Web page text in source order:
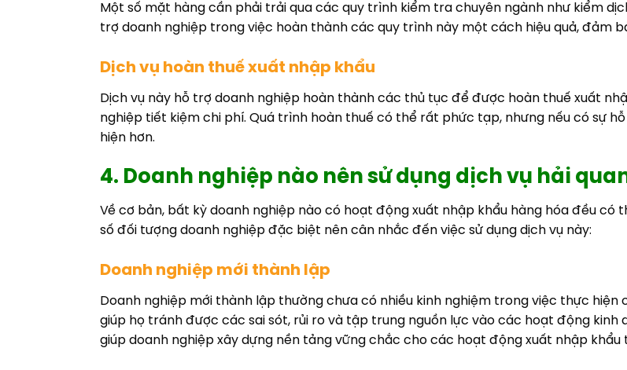
Một số mặt hàng cần phải trải qua các quy trình kiểm tra chuyên ngành như kiểm
trợ doanh nghiệp trong việc hoàn thành các quy trình này một cách hiệu quả, đảm
Dịch vụ hoàn thuế xuất nhập khẩu
Dịch vụ này hỗ trợ doanh nghiệp hoàn thành các thủ tục để được hoàn thuế xuất
nghiệp tiết kiệm chi phí. Quá trình hoàn thuế có thể rất phức tạp, nhưng nếu có sự
hiện hơn.
4. Doanh nghiệp nào nên sử dụng dịch vụ hải
Về cơ bản, bất kỳ doanh nghiệp nào có hoạt động xuất nhập khẩu hàng hóa đều có
số đối tượng doanh nghiệp đặc biệt nên cân nhắc đến việc sử dụng dịch vụ này:
Doanh nghiệp mới thành lập
Doanh nghiệp mới thành lập thường chưa có nhiều kinh nghiệm trong việc thực hiện
giúp họ tránh được các sai sót, rủi ro và tập trung nguồn lực vào các hoạt động kinh
giúp doanh nghiệp xây dựng nền tảng vững chắc cho các hoạt động xuất nhập khẩu